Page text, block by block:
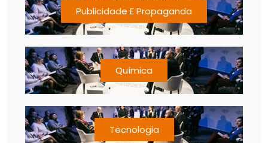
Publicidade E Propaganda
Química
Tecnologia